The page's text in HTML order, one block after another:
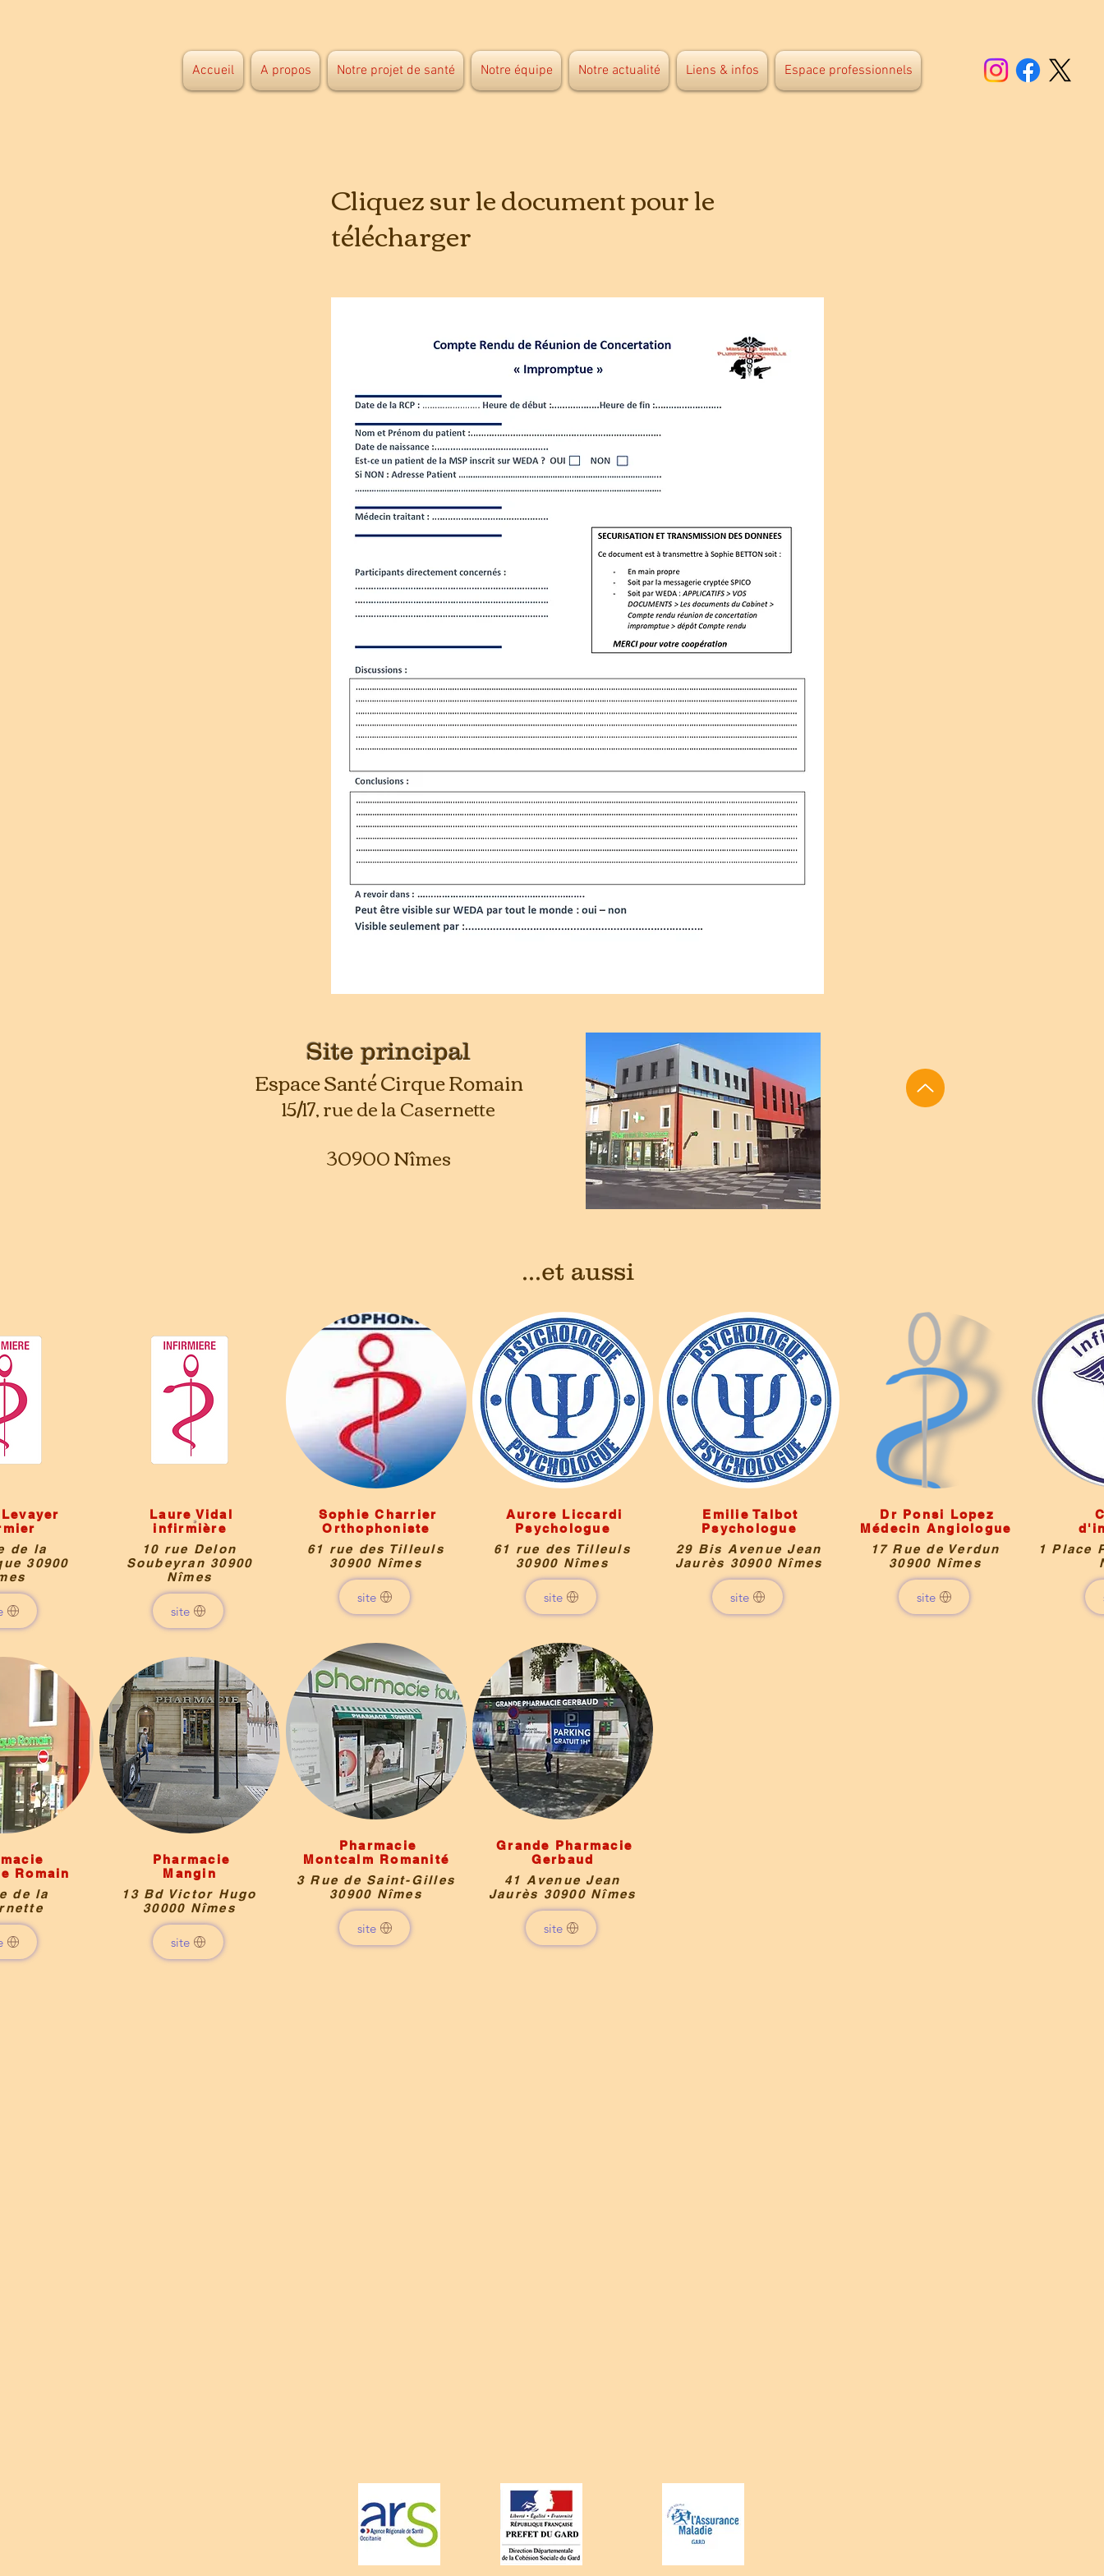
Accueil A propos Notre projet de santé Notre équipe Notre actualité Liens & infos Espace professionnels
Cliquez sur le document pour le
télécharger
Site principal
Espace Santé Cirque Romain
15/17, rue de la Casernette
30900 Nîmes
...et aussi
de la
30900
Romain
de la
Laure Vidal
infirmière
10 rue Delon
Soubeyran 30900
Nîmes
site
Pharmacie
Mangin
13 Bd Victor Hugo
30000 Nîmes
site
Sophie Charrier
Orthophoniste
61 rue des Tilleuls
30900 Nîmes
site
Pharmacie
Montcalm Romanité
3 Rue de Saint-Gilles
30900 Nîmes
site
Aurore Liccardi
Psychologue
61 rue des Tilleuls
30900 Nîmes
site
Grande Pharmacie
Gerbaud
41 Avenue Jean
Jaurès 30900 Nîmes
site
Emilie Talbot
Psychologue
29 Bis Avenue Jean
Jaurès 30900 Nîmes
site
Dr Ponsi Lopez
Médecin Angiologue
17 Rue de Verdun
30900 Nîmes
site
1 Place